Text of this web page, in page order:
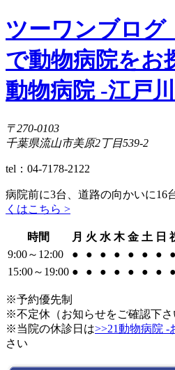
ツーワンブログ
で動物病院をお
動物病院 -江戸
〒270-0103
千葉県流山市美原2丁目539-2
tel：04-7178-2122
病院前に3台、道路の向かいに16
くはこちら >
時間 月 火 水 木 金 土 日
9:00～12:00
● ● ● ● ● ● ●
●
15:00～19:00 ● ● ● ● ● ● ● ●
※予約優先制
※不定休（お知らせをご確認下さ
※当院の休診日は>>21動物病院 -
さい